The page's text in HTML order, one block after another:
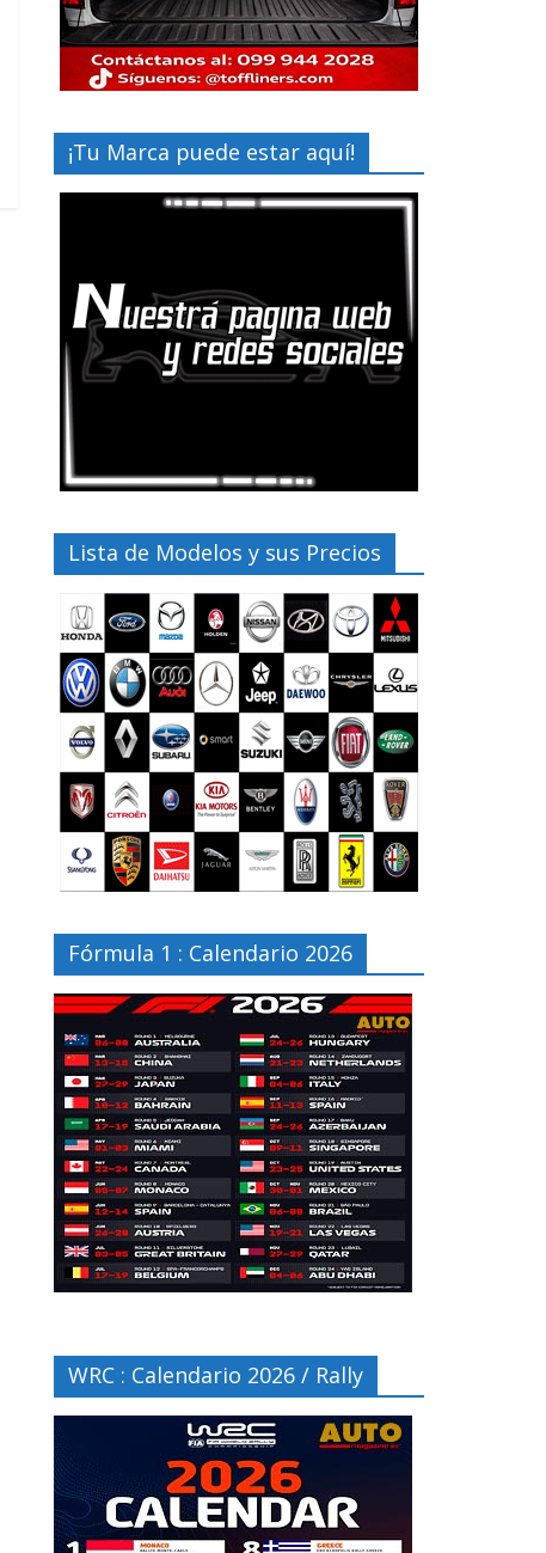
¡Tu Marca puede estar aquí!
Lista de Modelos y sus Precios
Fórmula 1 : Calendario 2026
WRC : Calendario 2026 / Rally